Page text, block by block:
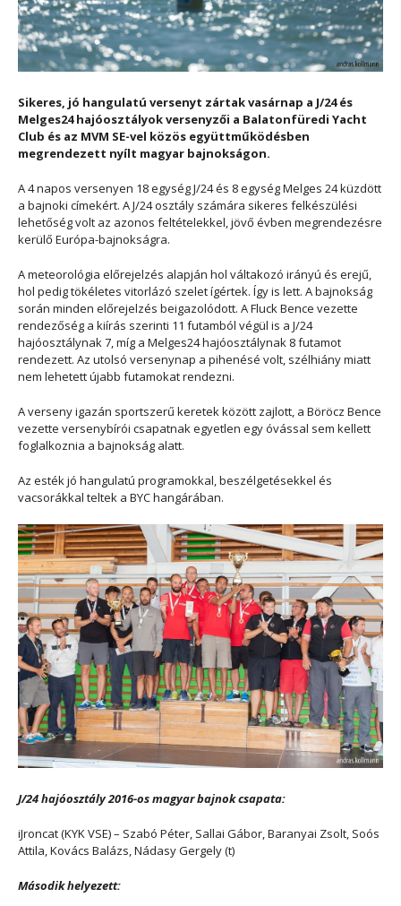
Sikeres, jó hangulatú versenyt zártak vasárnap a J/24 és
Melges24 hajóosztályok versenyzői a Balatonfüredi Yacht
Club és az MVM SE-vel közös együttműködésben
megrendezett nyílt magyar bajnokságon.
A 4 napos versenyen 18 egység J/24 és 8 egység Melges 24 küzdött
a bajnoki címekért. A J/24 osztály számára sikeres felkészülési
lehetőség volt az azonos feltételekkel, jövő évben megrendezésre
kerülő Európa-bajnokságra.
A meteorológia előrejelzés alapján hol váltakozó irányú és erejű,
hol pedig tökéletes vitorlázó szelet ígértek. Így is lett. A bajnokság
során minden előrejelzés beigazolódott. A Fluck Bence vezette
rendezőség a kiírás szerinti 11 futamból végül is a J/24
hajóosztálynak 7, míg a Melges24 hajóosztálynak 8 futamot
rendezett. Az utolsó versenynap a pihenésé volt, szélhiány miatt
nem lehetett újabb futamokat rendezni.
A verseny igazán sportszerű keretek között zajlott, a Böröcz Bence
vezette versenybírói csapatnak egyetlen egy óvással sem kellett
foglalkoznia a bajnokság alatt.
Az esték jó hangulatú programokkal, beszélgetésekkel és
vacsorákkal teltek a BYC hangárában.
J/24 hajóosztály 2016-os magyar bajnok csapata:
iJroncat (KYK VSE) – Szabó Péter, Sallai Gábor, Baranyai Zsolt, Soós
Attila, Kovács Balázs, Nádasy Gergely (t)
Második helyezett: